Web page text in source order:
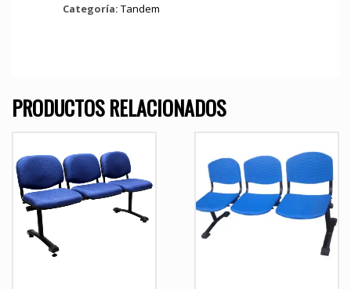
Categoría: Tandem
PRODUCTOS RELACIONADOS